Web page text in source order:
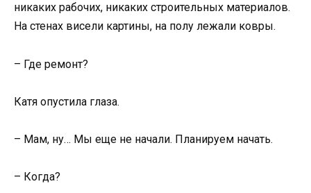
никаких рабочих, никаких строительных материалов.
На стенах висели картины, на полу лежали ковры.
– Где ремонт?
Катя опустила глаза.
– Мам, ну… Мы еще не начали. Планируем начать.
– Когда?